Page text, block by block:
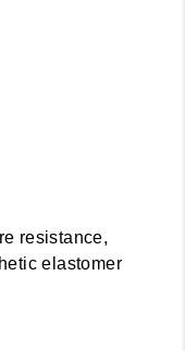
resistance,
elastomer